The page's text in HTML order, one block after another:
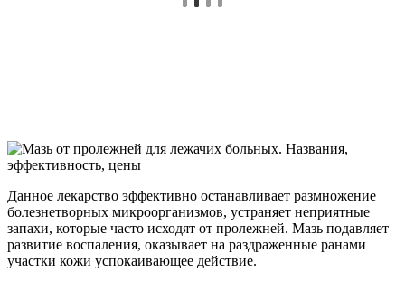
Данное лекарство эффективно останавливает размножение
болезнетворных микроорганизмов, устраняет неприятные
запахи, которые часто исходят от пролежней. Мазь подавляет
развитие воспаления, оказывает на раздраженные ранами
участки кожи успокаивающее действие.